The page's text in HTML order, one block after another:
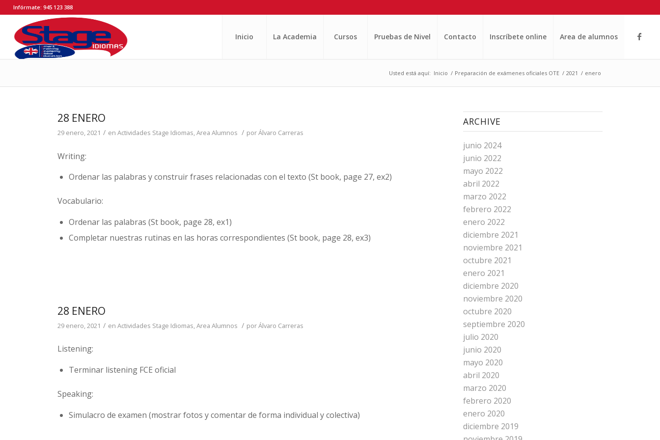
Infórmate: 945 123 388
Inicio La Academia Cursos Pruebas de Nivel Contacto Inscríbete online Area de alumnos
Usted está aquí: Inicio / Preparación de exámenes oficiales OTE / 2021 / enero
28 ENERO
29 enero, 2021 / enActividades Stage Idiomas,Area Alumnos / porÁlvaro Carreras
Writing:
Ordenar las palabras y construir frases relacionadas con el texto (St book, page 27, ex2)
Vocabulario:
Ordenar las palabras (St book, page 28, ex1)
Completar nuestras rutinas en las horas correspondientes (St book, page 28, ex3)
28 ENERO
29 enero, 2021 / enActividades Stage Idiomas,Area Alumnos / porÁlvaro Carreras
Listening:
Terminar listening FCE oficial
Speaking:
Simulacro de examen (mostrar fotos y comentar de forma individual y colectiva)
ARCHIVE
junio 2024
junio 2022
mayo 2022
abril 2022
marzo 2022
febrero 2022
enero 2022
diciembre 2021
noviembre 2021
octubre 2021
enero 2021
diciembre 2020
noviembre 2020
octubre 2020
septiembre 2020
julio 2020
junio 2020
mayo 2020
abril 2020
marzo 2020
febrero 2020
enero 2020
diciembre 2019